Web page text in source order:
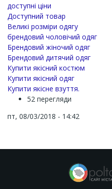
доступні ціни
Доступний товар
Великі розміри одягу
брендовий чоловічий одяг
Брендовий жіночий одяг
Брендовий дитячий одяг
Купити якісний костюм
Купити якісний одяг
Купити якісне взуття.
52 перегляди
пт, 08/03/2018 - 14:42